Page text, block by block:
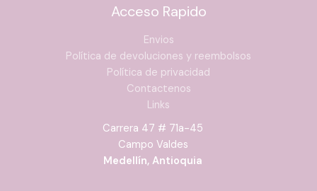
Acceso Rapido
Envios
Política de devoluciones y reembolsos
Política de privacidad
Contactenos
Links
Carrera 47 # 71a-45
Campo Valdes
Medellín, Antioquia